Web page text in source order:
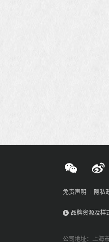
免责声明 隐私
品牌资源及样
公司地址：上海